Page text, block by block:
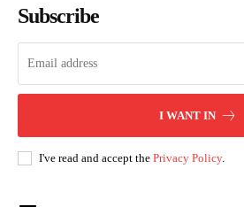
Subscribe
I WANT IN
I've read and accept the Privacy Policy.